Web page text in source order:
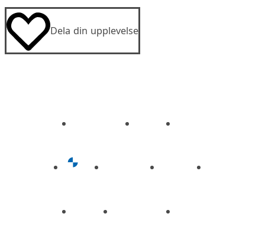
Dela din upplevelse